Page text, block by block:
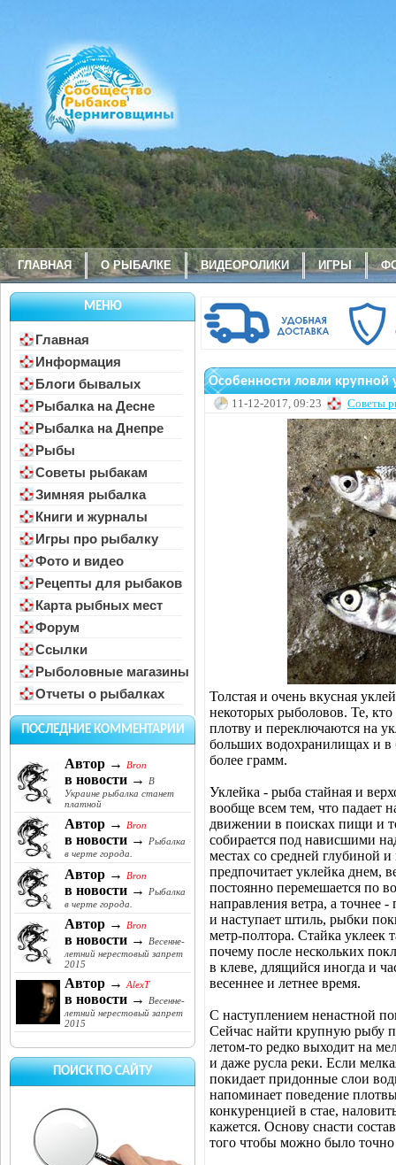
ГЛАВНАЯ О РЫБАЛКЕ ВИДЕОРОЛИКИ ИГРЫ
МЕНЮ
Главная
Информация
Блоги бывалых
Рыбалка на Десне
Рыбалка на Днепре
Рыбы
Советы рыбакам
Зимняя рыбалка
Книги и журналы
Игры про рыбалку
Фото и видео
Рецепты для рыбаков
Карта рыбных мест
Форум
Ссылки
Рыболовные магазины
Отчеты о рыбалках
ПОСЛЕДНИЕ КОММЕНТАРИИ
Автор → Bron
в новости →
В
Украине рыбалка станет
платной
Автор → Bron
в новости →
Рыбалка
в черте города.
Автор → Bron
в новости →
Рыбалка
в черте города.
Автор → Bron
в новости →
Весенне-
летний нерестовый запрет
2015
Автор → AlexT
в новости →
Весенне-
летний нерестовый запрет
2015
ПОИСК ПО САЙТУ
Особенности ловли крупной
11-12-2017, 09:23 Советы
Толстая и очень вкусная
некоторых рыболовов. Те,
плотву и переключаются на
больших водохранилищах и в
более грамм.
Уклейка - рыба стайная и
вообще всем тем, что падает
движении в поисках пищи и
собирается под нависшими
местах со средней глубиной
предпочитает уклейка днем,
постоянно перемешается по
направления ветра, а точнее
и наступает штиль, рыбки
метр-полтора. Стайка уклеек
почему после нескольких
в клеве, длящийся иногда и
весеннее и летнее время.
С наступлением ненастной
Сейчас найти крупную рыбу
летом-то редко выходит на
и даже русла реки. Если
покидает придонные слои
напоминает поведение
конкуренцией в стае,
кажется. Основу снасти
того чтобы можно было точно